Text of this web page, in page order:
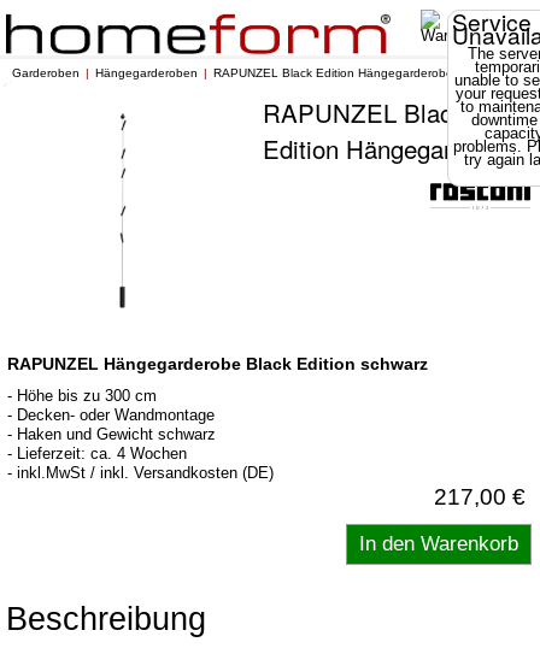
Service
The
unable to
your
to
problems.
try again
Garderoben Hängegarderoben RAPUNZEL Black Edition Hängegarderobe
RAPUNZEL Black
Edition Hängegarderobe
RAPUNZEL Hängegarderobe Black Edition schwarz
- Höhe bis zu 300 cm
- Decken- oder Wandmontage
- Haken und Gewicht schwarz
- Lieferzeit: ca. 4 Wochen
- inkl.MwSt / inkl. Versandkosten (DE)
217,00 €
Beschreibung